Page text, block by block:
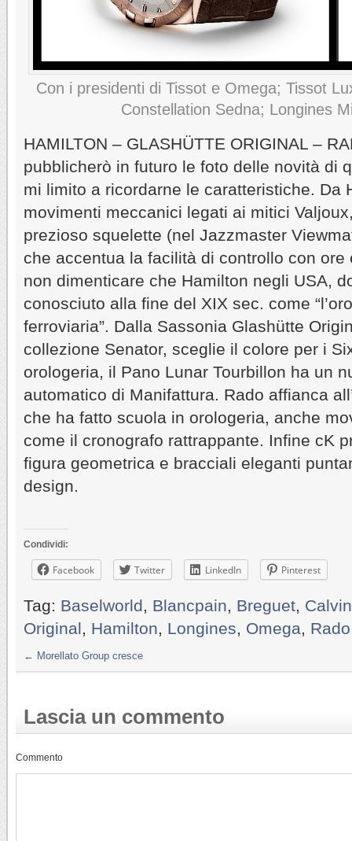
Con i presidenti di Tissot e Omega; Tissot
Constellation Sedna; Longines
HAMILTON – GLASHÜTTE ORIGINAL –
pubblicherò in futuro le foto delle novità di
mi limito a ricordarne le caratteristiche. Da
movimenti meccanici legati ai mitici
prezioso squelette (nel Jazzmaster
che accentua la facilità di controllo con ore
non dimenticare che Hamilton negli USA,
conosciuto alla fine del XIX sec. come
ferroviaria”. Dalla Sassonia Glashütte
collezione Senator, sceglie il colore per i
orologeria, il Pano Lunar Tourbillon ha un
automatico di Manifattura. Rado affianca
che ha fatto scuola in orologeria, anche
come il cronografo rattrappante. Infine cK
figura geometrica e bracciali eleganti
design.
Condividi:
Facebook Twitter LinkedIn Pinterest
Tag: Baselworld, Blancpain, Breguet,
Original, Hamilton, Longines, Omega, Rado
← Morellato Group cresce
Lascia un commento
Commento